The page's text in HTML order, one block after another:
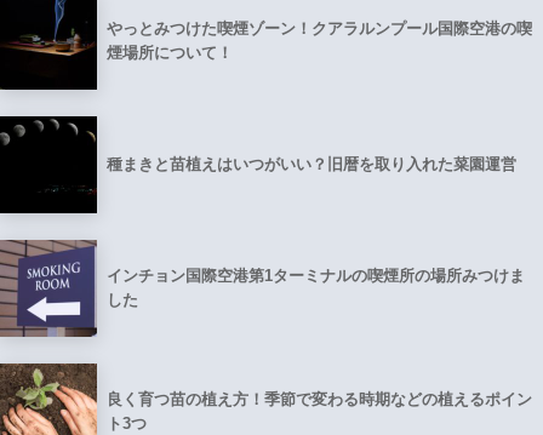
やっとみつけた喫煙ゾーン！クアラルンプール国際空港の喫
煙場所について！
種まきと苗植えはいつがいい？旧暦を取り入れた菜園運営
インチョン国際空港第1ターミナルの喫煙所の場所みつけま
した
良く育つ苗の植え方！季節で変わる時期などの植えるポイン
ト3つ